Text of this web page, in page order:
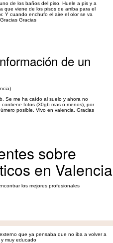
de los baños del piso. Huele a pis y a
que viene de los pisos de arriba para el
Y cuando enchufo el aire el olor se va
Gracias
de un
Se me ha caído al suelo y ahora no
fotos (30gb mas o menos), por
posible. Vivo en valencia. Gracias
sobre
en Valencia
los mejores profesionales
que ya pensaba que no iba a volver a
muy educado